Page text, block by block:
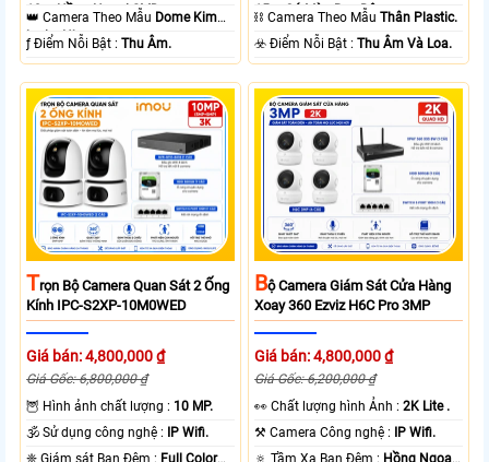
10m Hồng Ngoại SMD.
👑 Camera Theo Mẫu Dome Kim
loại + Nhựa.
️ƒ Điểm Nỗi Bật :Thu Âm.
15m Có Màu Ban Ðêm.
⛓ Camera Theo MẫuThân Plastic.
️☣️ Điểm Nỗi Bật :Thu Âm Và Loa.
TRọn Bộ Camera Quan Sát 2 Ống
Kính IPC-S2XP-10M0WED
Giá bán: 4,800,000 ₫
Giá Gốc: 6,800,000 ₫
🦉 Hình ảnh chất lượng : 10 MP.
🕉️ Sử dụng công nghệ :
IP Wifi.
BỘ Camera Giám Sát Cửa Hàng
Xoay 360 Ezviz H6C Pro 3MP
Giá bán: 4,800,000 ₫
Giá Gốc: 6,200,000 ₫
️👀 Chất lượng hình Ảnh :2K Lite .
⚒ Camera Công nghệ :
IP Wifi.